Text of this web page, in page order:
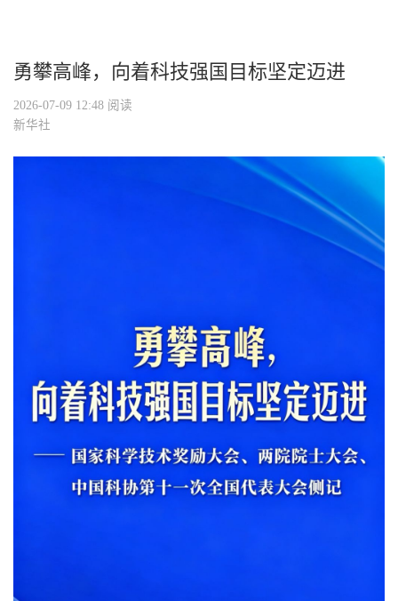
勇攀高峰，向着科技强国目标坚定迈进
2026-07-09 12:48 阅读
新华社